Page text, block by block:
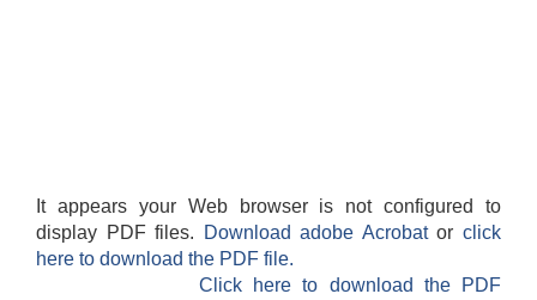
It appears your Web browser is not configured to
display PDF files.
Download adobe Acrobatorclick
here to download the PDF file.
Click here to download the PDF